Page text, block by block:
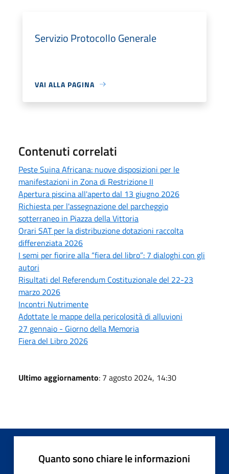
Servizio Protocollo Generale
VAI ALLA PAGINA
Contenuti correlati
Peste Suina Africana: nuove disposizioni per le
manifestazioni in Zona di Restrizione II
Apertura piscina all'aperto dal 13 giugno 2026
Richiesta per l'assegnazione del parcheggio
sotterraneo in Piazza della Vittoria
Orari SAT per la distribuzione dotazioni raccolta
differenziata 2026
I semi per fiorire alla “fiera del libro”: 7 dialoghi con gli
autori
Risultati del Referendum Costituzionale del 22-23
marzo 2026
Incontri Nutrimente
Adottate le mappe della pericolosità di alluvioni
27 gennaio - Giorno della Memoria
Fiera del Libro 2026
Ultimo aggiornamento: 7 agosto 2024, 14:30
Quanto sono chiare le informazioni